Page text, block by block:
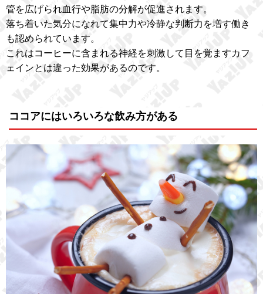
管を広げられ血行や脂肪の分解が促進されます。
落ち着いた気分になれて集中力や冷静な判断力を増す働き
も認められています。
これはコーヒーに含まれる神経を刺激して目を覚ますカフ
ェインとは違った効果があるのです。
ココアにはいろいろな飲み方がある